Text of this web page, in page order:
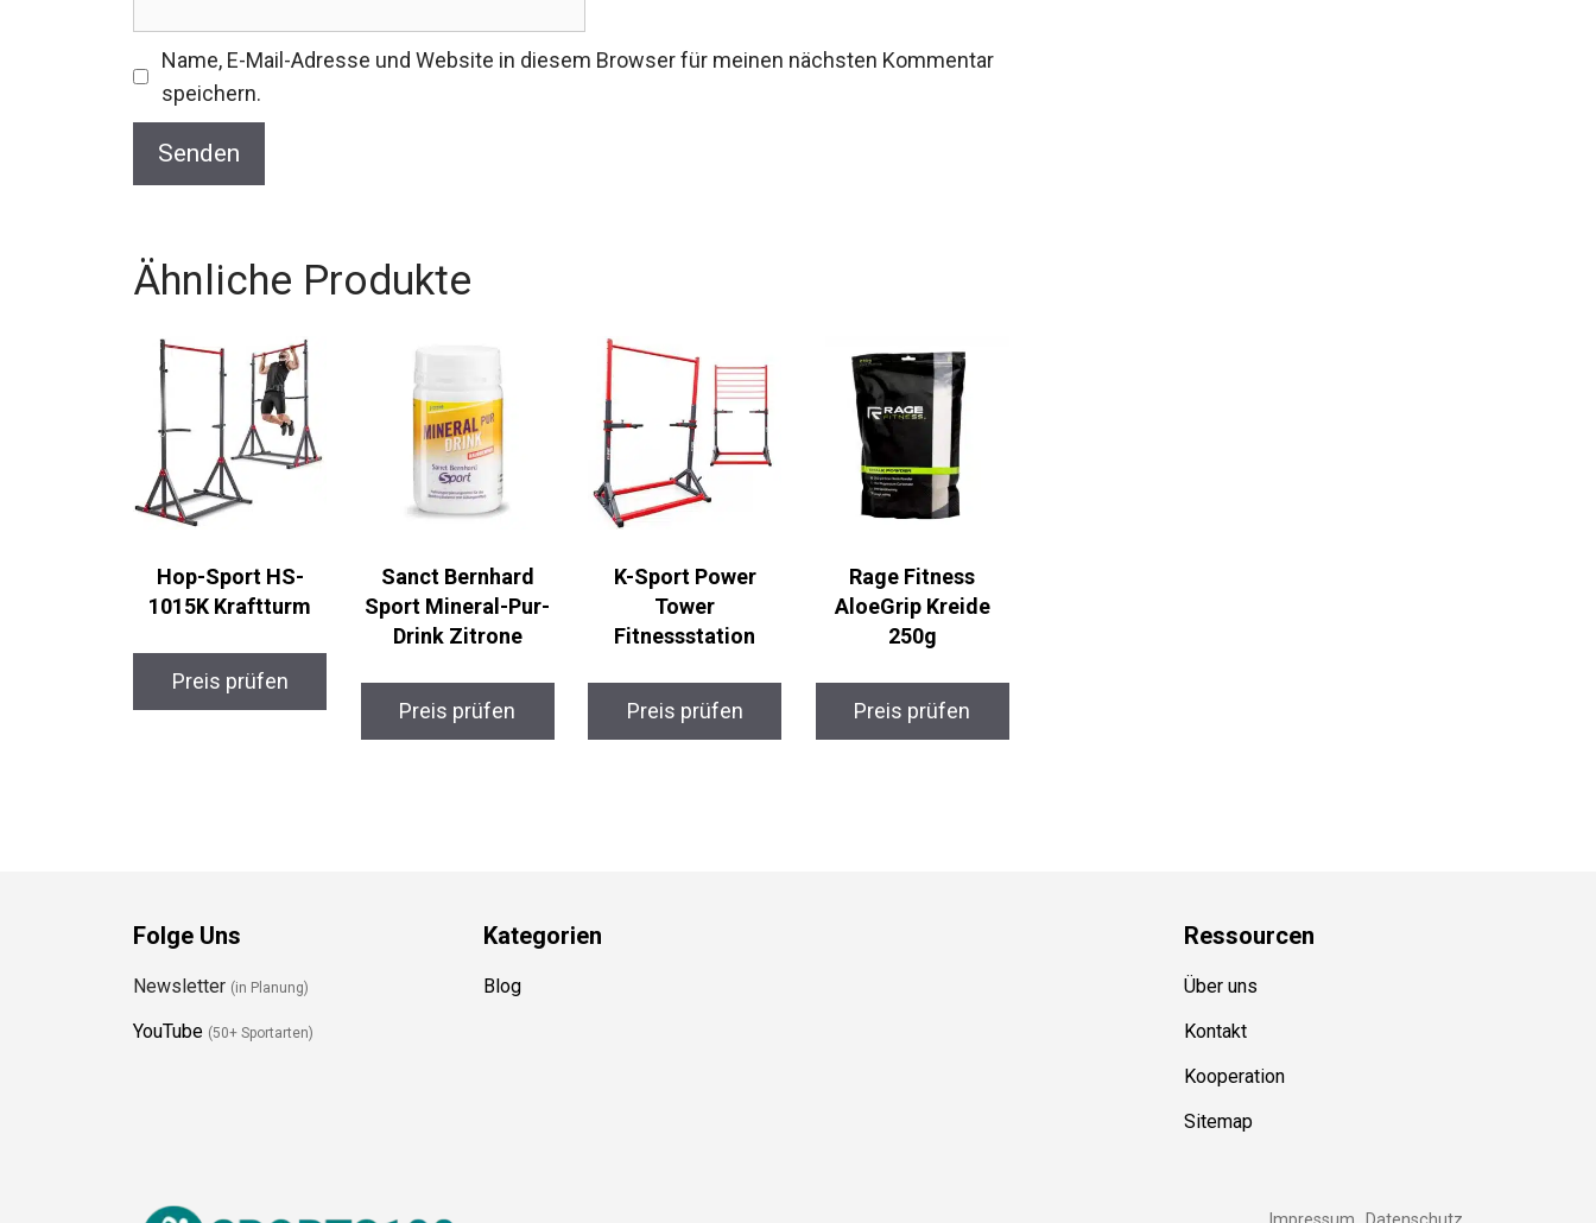
Name, E-Mail-Adresse und Website in diesem Browser für meinen nächsten Kommentar
speichern.
Ähnliche Produkte
Hop-Sport HS-
1015K Kraftturm
Preis prüfen
Sanct Bernhard
Sport Mineral-Pur-
Drink Zitrone
Preis prüfen
K-Sport Power
Tower
Fitnessstation
Preis prüfen
Rage Fitness
AloeGrip Kreide
250g
Preis prüfen
Folge Uns
Newsletter (in Planung)
YouTube (50+ Sportarten)
Kategorien
Blog
Ressourcen
Über uns
Kontakt
Kooperation
Sitemap